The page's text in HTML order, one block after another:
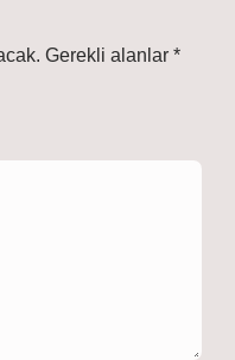
Gerekli alanlar *